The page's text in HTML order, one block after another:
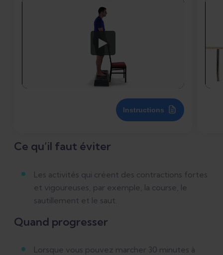
Instructions
Ce qu’il faut éviter
Les activités qui créent des contractions fortes
et vigoureuses, par exemple, la course, le
sautillement et le saut.
Quand progresser
Lorsque vous pouvez marcher 30 minutes à